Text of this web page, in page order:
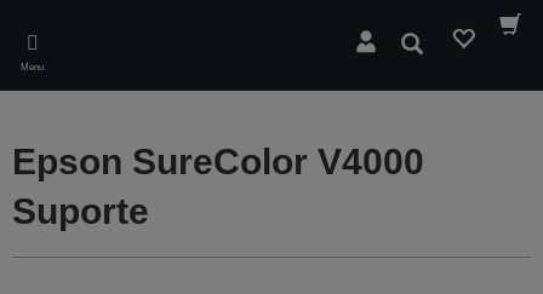
main
content
Menu
Pesquisar
Epson SureColor V4000
Suporte